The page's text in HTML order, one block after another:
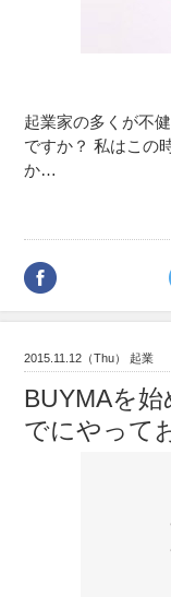
起業家の多くが不
ですか？ 私はこの
か…
2015.11.12（Thu） 起業
BUYMAを
でにやって